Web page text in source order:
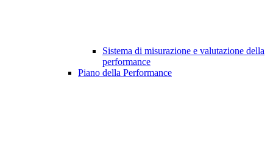
Sistema di misurazione e valutazione della
performance
Piano della Performance